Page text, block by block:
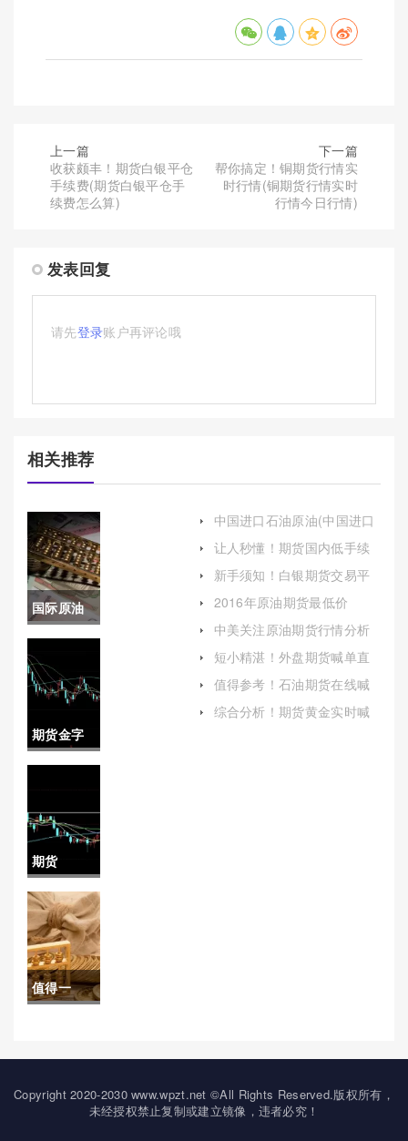
上一篇
收获颇丰！期货白银平仓
手续费(期货白银平仓手
续费怎么算)
下一篇
帮你搞定！铜期货行情实
时行情(铜期货行情实时
行情今日行情)
发表回复
请先登录账户再评论哦
相关推荐
国际原油
价格还要
涨吗今年
(国际原油
价格还要
月)
期货金字
塔式加减
货金字塔
加减仓技
巧)
期货
12345(期
货1234)
值得一
炒股指期
货(如何炒
中国进口石油原油(中国进口
石油原油税费)
让人秒懂！期货国内低手续
费(国内期货手续费最低的平
台)
新手须知！白银期货交易平
台（为投资者提供了更多的
投资选择和机会）
2016年原油期货最低价
(2016年原油期货最低价是多
少)
中美关注原油期货行情分析
(中美关注原油期货行情分析
报告)
短小精湛！外盘期货喊单直
播室(定义与价值)
值得参考！石油期货在线喊
单：解析与风险评估
综合分析！期货黄金实时喊
Copyright 2020-2030 www.wpzt.net ©All Rights Reserved.版权所有，
未经授权禁止复制或建立镜像，违者必究！